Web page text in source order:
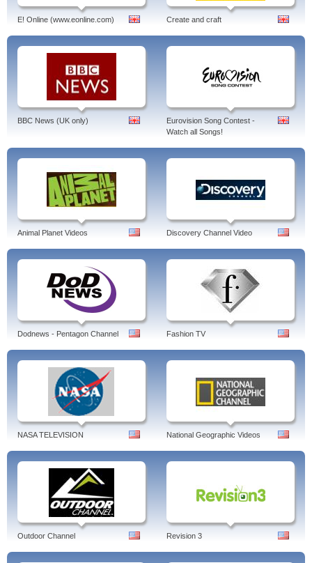
E! Online (www.eonline.com) Create and craft
BBC News (UK only)
Eurovision Song Contest -
Watch all Songs!
Animal Planet Videos Discovery Channel Video
Dodnews - Pentagon Channel Fashion TV
NASA TELEVISION National Geographic Videos
Outdoor Channel Revision 3